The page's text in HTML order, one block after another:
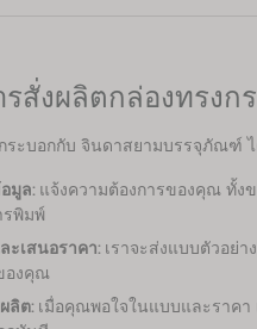
สั่งผลิตกล่องทรงกร
ระบอกกับ จินดาสยามบรรจุภัณฑ์
มูล: แจ้งความต้องการของคุณ ทั้ง
รพิมพ์
ะเสนอราคา: เราจะส่งแบบตัวอย่า
องคุณ
ลิต: เมื่อคุณพอใจในแบบและราคา